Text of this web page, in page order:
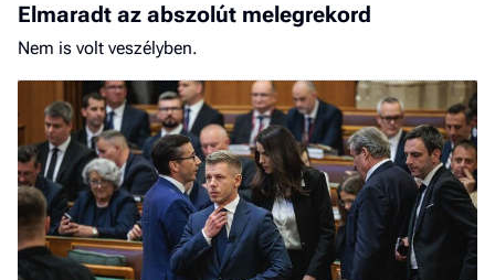
Elmaradt az abszolút melegrekord
Nem is volt veszélyben.